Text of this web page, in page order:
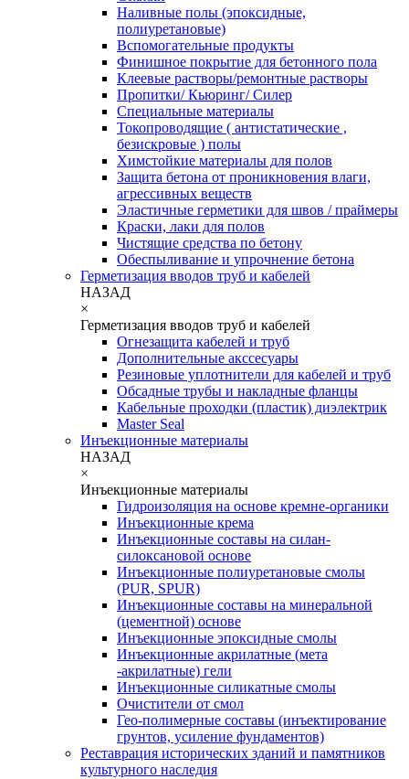
Наливные полы (эпоксидные,
полиуретановые)
Вспомогательные продукты
Финишное покрытие для бетонного пола
Клеевые растворы/ремонтные растворы
Пропитки/ Кьюринг/ Силер
Специальные материалы
Токопроводящие ( антистатические ,
безискровые ) полы
Химстойкие материалы для полов
Защита бетона от проникновения влаги,
агрессивных веществ
Эластичные герметики для швов / праймеры
Краски, лаки для полов
Чистящие средства по бетону
Обеспыливание и упрочнение бетона
Герметизация вводов труб и кабелей
НАЗАД
×
Герметизация вводов труб и кабелей
Огнезащита кабелей и труб
Дополнительные акссесуары
Резиновые уплотнители для кабелей и труб
Обсадные трубы и накладные фланцы
Кабельные проходки (пластик) диэлектрик
Master Seal
Инъекционные материалы
НАЗАД
×
Инъекционные материалы
Гидроизоляция на основе кремне-органики
Инъекционные крема
Инъекционные составы на силан-
силоксановой основе
Инъекционные полиуретановые смолы
(PUR, SPUR)
Инъекционные составы на минеральной
(цементной) основе
Инъекционные эпоксидные смолы
Инъекционные акрилатные (мета
-акрилатные) гели
Инъекционные силикатные смолы
Очистители от смол
Гео-полимерные составы (инъектирование
грунтов, усиление фундаментов)
Реставрация исторических зданий и памятников
культурного наследия